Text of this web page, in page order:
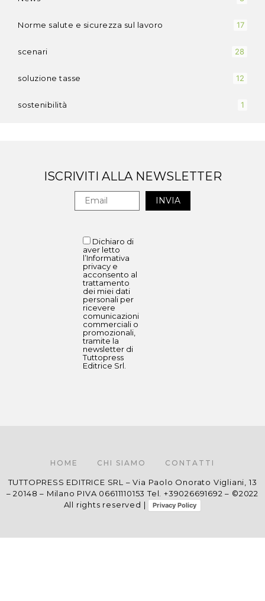
Norme salute e sicurezza sul lavoro 17
scenari 28
soluzione tasse 12
sostenibilità 1
ISCRIVITI ALLA NEWSLETTER
Dichiaro di
aver letto
l’Informativa
privacy e
acconsento al
trattamento
dei miei dati
personali per
ricevere
comunicazioni
commerciali o
promozionali,
tramite la
newsletter di
Tuttopress
Editrice Srl.
HOME CHI SIAMO CONTATTI
TUTTOPRESS EDITRICE SRL – Via Paolo Onorato Vigliani, 13
– 20148 – Milano PIVA 06611110153 Tel. +39026691692 – ©2022
All rights reserved |
Privacy Policy